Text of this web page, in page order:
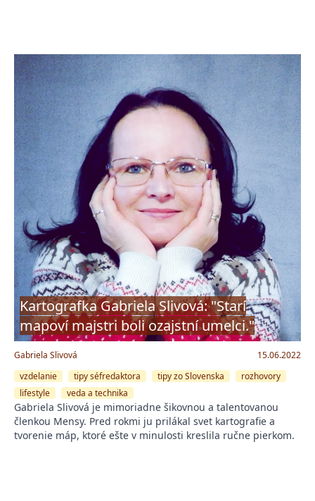
Kartografka Gabriela Slivová: "Starí
mapoví majstri boli ozajstní umelci."
Gabriela Slivová
15.06.2022
vzdelanie
tipy séfredaktora tipy zo Slovenska
rozhovory
lifestyle
veda a technika
Gabriela Slivová je mimoriadne šikovnou a talentovanou
členkou Mensy. Pred rokmi ju prilákal svet kartografie a
tvorenie máp, ktoré ešte v minulosti kreslila ručne pierkom.